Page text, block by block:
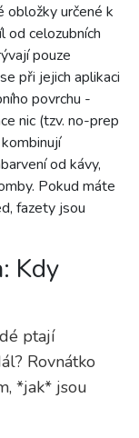
obložky určené k
od celozubních
pouze
při jejich aplikaci
povrchu -
nic (tzv. no-prep
od kávy,
Pokud máte
fazety jsou
Kdy
ptají
Rovnátko
*jak* jsou